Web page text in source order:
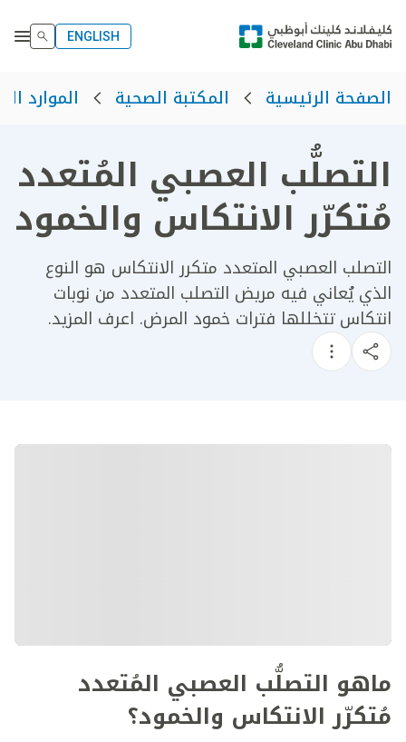
ENGLISH
الصفحة الرئيسية المكتبة الصحية الموارد
التصلُّب العصبي المُتعدد
مُتكرّر الانتكاس والخمود
التصلب العصبي المتعدد متكرر الانتكاس هو النوع
الذي يُعاني فيه مريض التصلب المتعدد من نوبات
انتكاس تتخللها فترات خمود المرض. اعرف المزيد.
ماهو التصلُّب العصبي المُتعدد
مُتكرّر الانتكاس والخمود؟